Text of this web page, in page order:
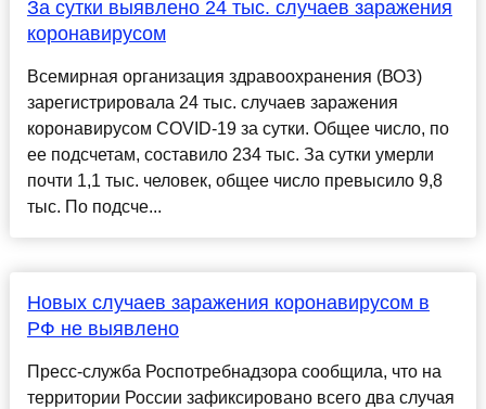
За сутки выявлено 24 тыс. случаев заражения
коронавирусом
Всемирная организация здравоохранения (ВОЗ)
зарегистрировала 24 тыс. случаев заражения
коронавирусом COVID-19 за сутки. Общее число, по
ее подсчетам, составило 234 тыс. За сутки умерли
почти 1,1 тыс. человек, общее число превысило 9,8
тыс. По подсче...
Новых случаев заражения коронавирусом в
РФ не выявлено
Пресс-служба Роспотребнадзора сообщила, что на
территории России зафиксировано всего два случая